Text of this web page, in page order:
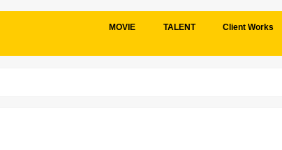
MOVIE TALENT Client Works